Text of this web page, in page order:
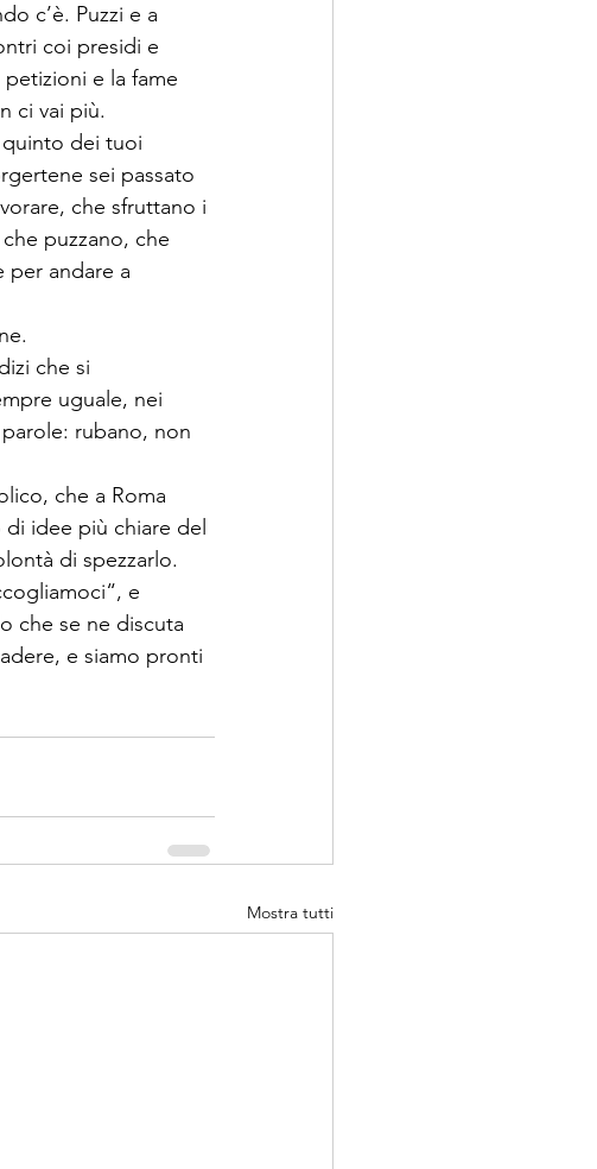
c’è. Puzzi e a
coi presidi e
e la fame
ci vai più.
dei tuoi
sei passato
che sfruttano i
puzzano, che
per andare a
che si
uguale, nei
rubano, non
che a Roma
idee più chiare del
di spezzarlo.
“, e
che se ne discuta
e siamo pronti
Mostra tutti